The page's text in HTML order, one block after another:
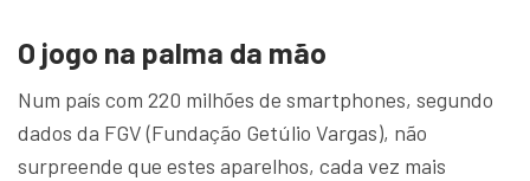
O jogo na palma da mão
Num país com 220 milhões de smartphones, segundo
dados da FGV (Fundação Getúlio Vargas), não
surpreende que estes aparelhos, cada vez mais